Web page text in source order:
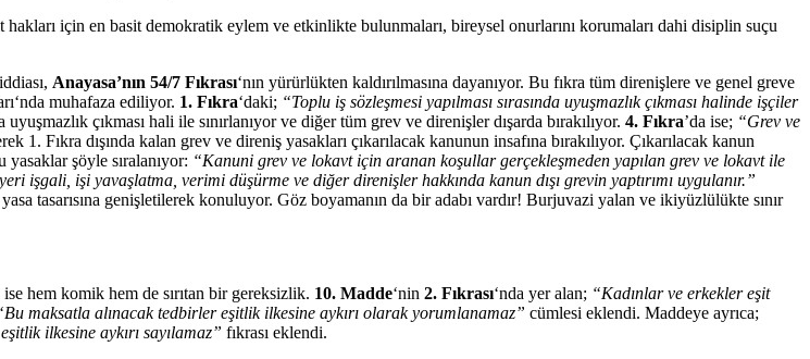
hakları için en basit demokratik eylem ve etkinlikte bulunmaları, bireysel onurlarını korumaları dahi disiplin suçu
Anayasa’nın 54/7 Fıkrası‘nın yürürlükten kaldırılmasına dayanıyor. Bu fıkra tüm direnişlere ve genel greve
muhafaza ediliyor. 1. Fıkra‘daki; “Toplu iş sözleşmesi yapılması sırasında uyuşmazlık çıkması halinde işçiler
çıkması hali ile sınırlanıyor ve diğer tüm grev ve direnişler dışarda bırakılıyor. 4. Fıkra’da ise; “Grev ve
1. Fıkra dışında kalan grev ve direniş yasakları çıkarılacak kanunun insafına bırakılıyor. Çıkarılacak kanun
yasaklar şöyle sıralanıyor: “Kanuni grev ve lokavt için aranan koşullar gerçekleşmeden yapılan grev ve lokavt ile
işgali, işi yavaşlatma, verimi düşürme ve diğer direnişler hakkında kanun dışı grevin yaptırımı uygulanır.”
yasa tasarısına genişletilerek konuluyor. Göz boyamanın da bir adabı vardır! Burjuvazi yalan ve ikiyüzlülükte sınır
hem komik hem de sırıtan bir gereksizlik. 10. Madde‘nin 2. Fıkrası‘nda yer alan; “Kadınlar ve erkekler eşit
maksatla alınacak tedbirler eşitlik ilkesine aykırı olarak yorumlanamaz” cümlesi eklendi. Maddeye ayrıca;
ilkesine aykırı sayılamaz” fıkrası eklendi.